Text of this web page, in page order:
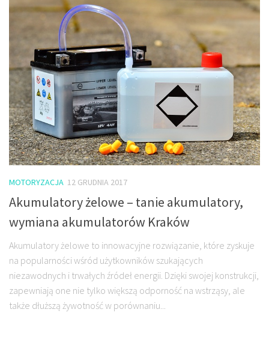
MOTORYZACJA 12 GRUDNIA 2017
Akumulatory żelowe – tanie akumulatory,
wymiana akumulatorów Kraków
Akumulatory żelowe to innowacyjne rozwiązanie, które zyskuje
na popularności wśród użytkowników szukających
niezawodnych i trwałych źródeł energii. Dzięki swojej konstrukcji,
zapewniają one nie tylko większą odporność na wstrząsy, ale
także dłuższą żywotność w porównaniu...